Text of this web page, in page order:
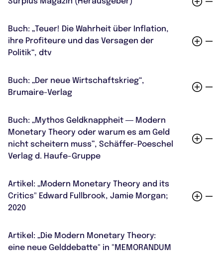
ZU GELD FÜR DIE WELT AUF SPOTIFY
Buch: „Teuer! Die Wahrheit über Inflation,
ihre Profiteure und das Versagen der
Politik“, dtv
D DAS VERSAGEN DER POLITIK"
Buch: „Der neue Wirtschaftskrieg“,
Brumaire-Verlag
Buch: „Mythos Geldknappheit ― Modern
Monetary Theory oder warum es am Geld
nicht scheitern muss”, Schäffer-Poeschel
Verlag d. Haufe-Gruppe
ER WARUM ES AM GELD NICHT SCHEITERN MUSS"
Artikel: „Modern Monetary Theory and its
Critics" Edward Fullbrook, Jamie Morgan;
2020
Artikel: „Die Modern Monetary Theory:
eine neue Gelddebatte" in "MEMORANDUM